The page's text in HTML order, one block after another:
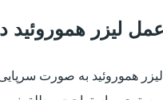
لیزر هموروئید
هموروئید به صورت